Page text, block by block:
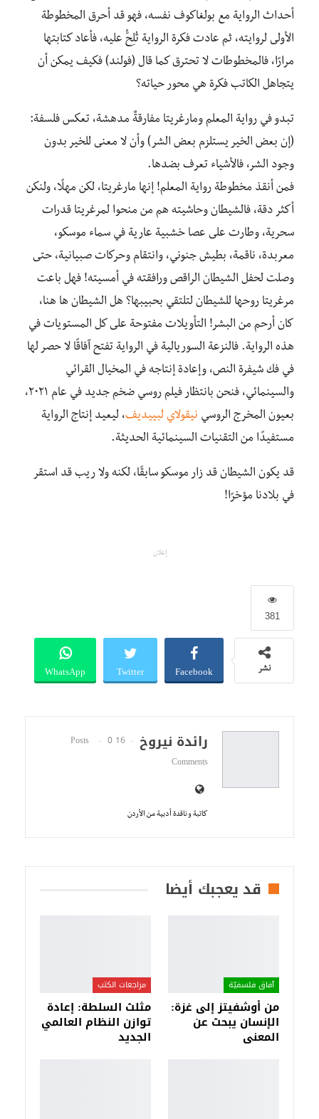
أحداث الرواية مع بولغاكوف نفسه، فهو قد أحرق المخطوطة
الأولى لروايته، ثم عادت فكرة الرواية تُلِحُّ عليه، فأعاد كتابتها
مرارًا، فالمخطوطات لا تحترق كما قال (فولند) فكيف يمكن أن
يتجاهل الكاتب فكرة هي محور حياته؟
تبدو في رواية المعلم ومارغريتا مفارقةٌ مدهشة، تعكس فلسفة:
(إن بعض الخير يستلزم بعض الشر) وأن لا معنى للخير بدون
وجود الشر، فالأشياء تعرف بضدها‪.‬
فمن أنقذ مخطوطة رواية المعلم! إنها مارغريتا، لكن مهلًا، ولنكن
أكثر دقة، فالشيطان وحاشيته هم من منحوا لمرغريتا قدرات
سحرية، وطارت على عصا خشبية عارية في سماء موسكو،
معربدة، ناقمة، بطيش جنوني، وانتقام وحركات صبيانية، حتى
وصلت لحفل الشيطان الراقص ورافقته في أمسيته! فهل باعت
مرغريتا روحها للشيطان لتلتقي بحبيبها؟ هل الشيطان ها هنا،
كان أرحم من البشر! التأويلات مفتوحة على كل المستويات في
هذه الرواية. فالنزعة السوريالية في الرواية تفتح آفاقًا لا حصر لها
في فك شيفرة النص، وإعادة إنتاجه في المخيال القرائي
والسينمائي، فنحن بانتظار فيلم روسي ضخم جديد في عام ٢٠٢١،
بعيون المخرج الروسي نيقولاي لبييديف، ليعيد إنتاج الرواية
مستفيدًا من التقنيات السينمائية الحديثة‪.‬
قد يكون الشيطان قد زار موسكو سابقًا، لكنه ولا ريب قد استقر
في بلادنا مؤخرًا‪!‬
إعلان
381
نشر Facebook
Twitter
WhatsApp
رائدة نيروخ 16 Posts
0
Comments
كاتبة و ناقدة أدبية من الأردن
قد يعجبك أيضا
آفاق فلسفيّة‎
من أوشفيتز إلى غزة:
الإنسان يبحث عن
المعنى
مراجعات الكتب
مثلث السلطة: إعادة
توازن النظام العالمي
الجديد